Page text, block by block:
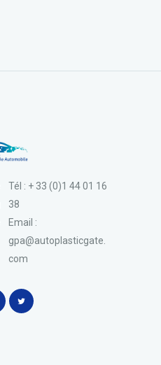
Tél : + 33 (0)1 44 01 16
38
Email :
gpa@autoplasticgate.
com